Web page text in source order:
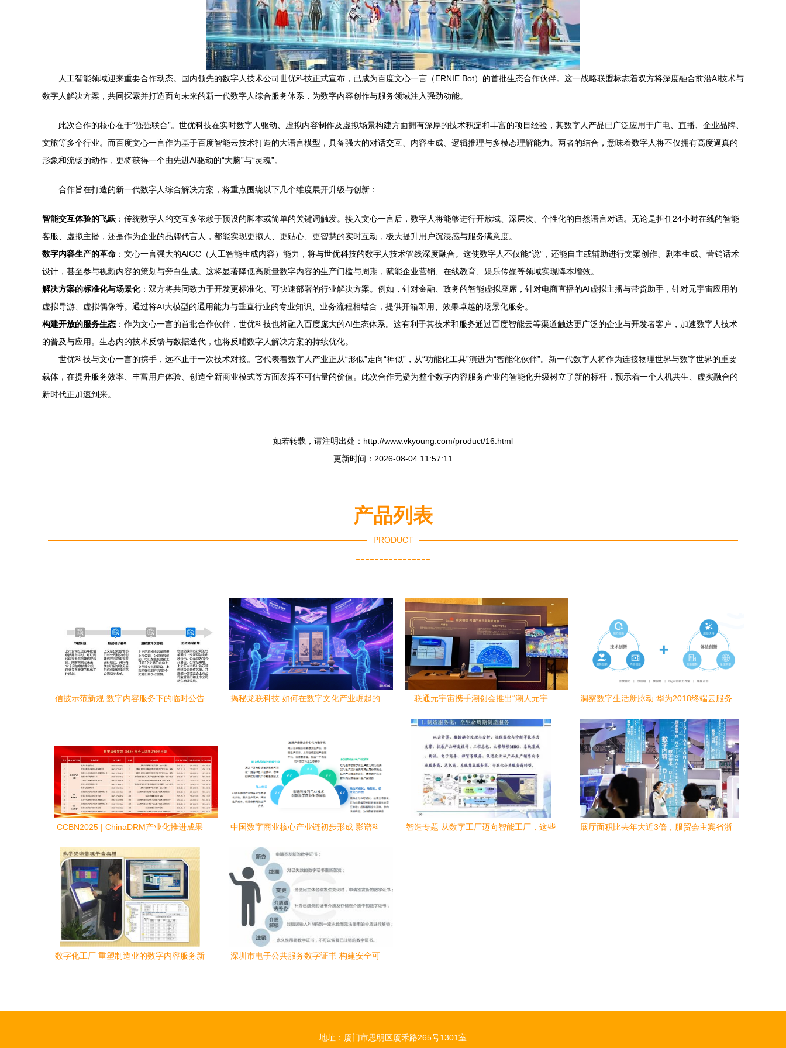
人工智能领域迎来重要合作动态。国内领先的数字人技术公司世优科技正式宣布，已成为百度文心一言（ERNIE Bot）的首批生态合作伙伴。这一战略联盟标志着双方将深度融合前沿AI技术与
数字人解决方案，共同探索并打造面向未来的新一代数字人综合服务体系，为数字内容创作与服务领域注入强劲动能。
此次合作的核心在于“强强联合”。世优科技在实时数字人驱动、虚拟内容制作及虚拟场景构建方面拥有深厚的技术积淀和丰富的项目经验，其数字人产品已广泛应用于广电、直播、企业品牌、
文旅等多个行业。而百度文心一言作为基于百度智能云技术打造的大语言模型，具备强大的对话交互、内容生成、逻辑推理与多模态理解能力。两者的结合，意味着数字人将不仅拥有高度逼真的
形象和流畅的动作，更将获得一个由先进AI驱动的“大脑”与“灵魂”。
合作旨在打造的新一代数字人综合解决方案，将重点围绕以下几个维度展开升级与创新：
智能交互体验的飞跃 ：传统数字人的交互多依赖于预设的脚本或简单的关键词触发。接入文心一言后，数字人将能够进行开放域、深层次、个性化的自然语言对话。无论是担任24小时在线的智能
客服、虚拟主播，还是作为企业的品牌代言人，都能实现更拟人、更贴心、更智慧的实时互动，极大提升用户沉浸感与服务满意度。
数字内容生产的革命 ：文心一言强大的AIGC（人工智能生成内容）能力，将与世优科技的数字人技术管线深度融合。这使数字人不仅能“说”，还能自主或辅助进行文案创作、剧本生成、营销话术
设计，甚至参与视频内容的策划与旁白生成。这将显著降低高质量数字内容的生产门槛与周期，赋能企业营销、在线教育、娱乐传媒等领域实现降本增效。
解决方案的标准化与场景化：双方将共同致力于开发更标准化、可快速部署的行业解决方案。例如，针对金融、政务的智能虚拟座席，针对电商直播的AI虚拟主播与带货助手，针对元宇宙应用的
虚拟导游、虚拟偶像等。通过将AI大模型的通用能力与垂直行业的专业知识、业务流程相结合，提供开箱即用、效果卓越的场景化服务。
构建开放的服务生态 ：作为文心一言的首批合作伙伴，世优科技也将融入百度庞大的AI生态体系。这有利于其技术和服务通过百度智能云等渠道触达更广泛的企业与开发者客户，加速数字人技术
的普及与应用。生态内的技术反馈与数据迭代，也将反哺数字人解决方案的持续优化。
世优科技与文心一言的携手，远不止于一次技术对接。它代表着数字人产业正从“形似”走向“神似”，从“功能化工具”演进为“智能化伙伴”。新一代数字人将作为连接物理世界与数字世界的重要
载体，在提升服务效率、丰富用户体验、创造全新商业模式等方面发挥不可估量的价值。此次合作无疑为整个数字内容服务产业的智能化升级树立了新的标杆，预示着一个人机共生、虚实融合的
新时代正加速到来。
如若转载，请注明出处：http://www.vkyoung.com/product/16.html
更新时间：2026-08-04 11:57:11
产品列表
PRODUCT
----------------
信披示范新规 数字内容服务下的临时公告
揭秘龙联科技 如何在数字文化产业崛起的
联通元宇宙携手潮创会推出“潮人元宇
洞察数字生活新脉动 华为2018终端云服务
CCBN2025 | ChinaDRM产业化推进成果
中国数字商业核心产业链初步形成 影谱科
智造专题 从数字工厂迈向智能工厂，这些
展厅面积比去年大近3倍，服贸会主宾省浙
数字化工厂 重塑制造业的数字内容服务新
深圳市电子公共服务数字证书 构建安全可
地址：厦门市思明区厦禾路265号1301室